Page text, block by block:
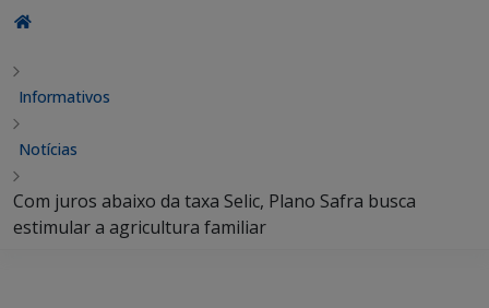
Informativos
Notícias
Com juros abaixo da taxa Selic, Plano Safra busca